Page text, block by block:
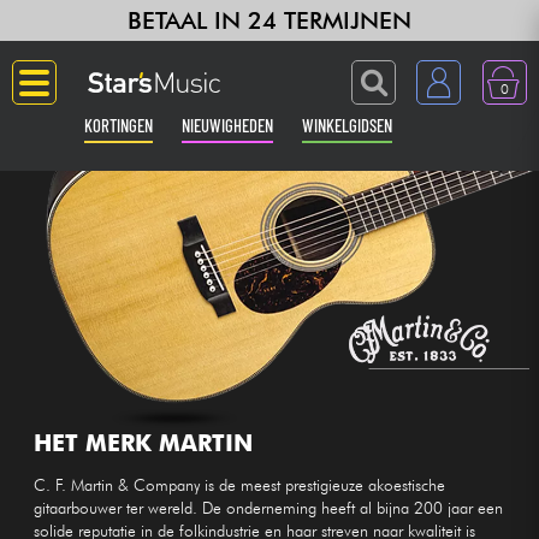
BETAAL IN 24 TERMIJNEN
0
KORTINGEN NIEUWIGHEDEN WINKELGIDSEN
Langue
Gitaar & Bas
Versterker & Effecten
Toetsenbord & Piano
Synths & samplers
Home-studio
HET MERK MARTIN
C. F. Martin & Company is de meest prestigieuze akoestische
gitaarbouwer ter wereld. De onderneming heeft al bijna 200 jaar een
solide reputatie in de folkindustrie en haar streven naar kwaliteit is